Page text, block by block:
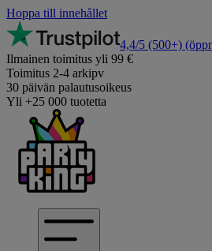
Hoppa till innehållet
4,4/5 (500+)
Ilmainen toimitus yli 99 €
Toimitus 2-4 arkipv
30 päivän palautusoikeus
Yli +25 000 tuotetta